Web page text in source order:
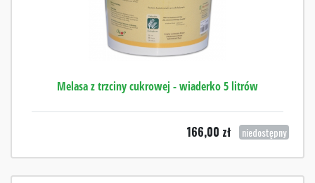
Melasa z trzciny cukrowej - wiaderko 5 litrów
166,00 zł niedostępny